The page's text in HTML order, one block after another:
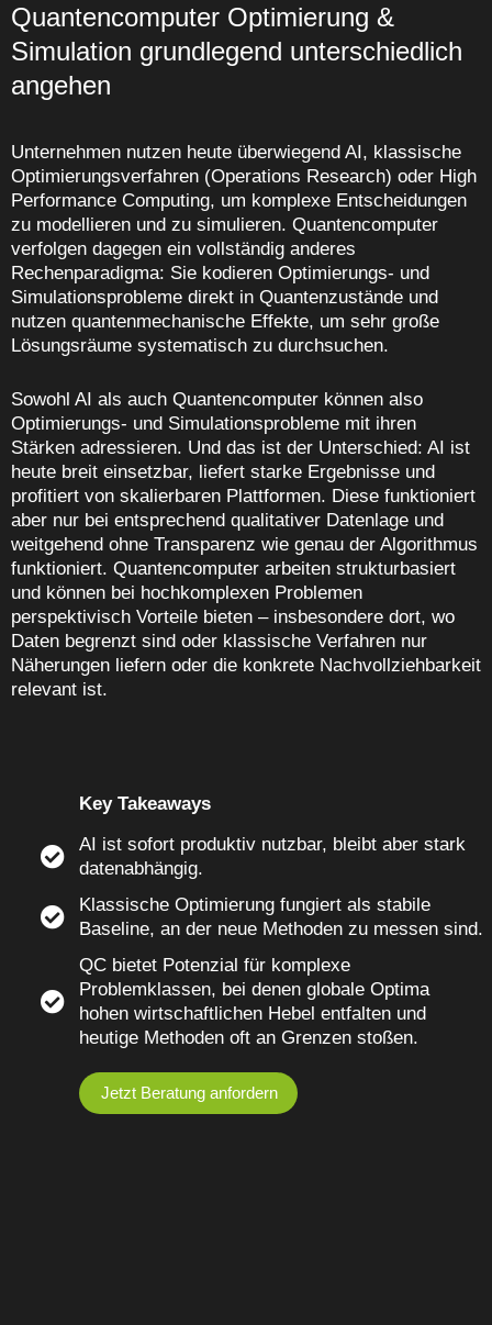
Quantencomputer Optimierung &
Simulation grundlegend unterschiedlich
angehen
Unternehmen nutzen heute überwiegend AI, klassische
Optimierungsverfahren (Operations Research) oder High
Performance Computing, um komplexe Entscheidungen
zu modellieren und zu simulieren. Quantencomputer
verfolgen dagegen ein vollständig anderes
Rechenparadigma: Sie kodieren Optimierungs- und
Simulationsprobleme direkt in Quantenzustände und
nutzen quantenmechanische Effekte, um sehr große
Lösungsräume systematisch zu durchsuchen.
Sowohl AI als auch Quantencomputer können also
Optimierungs‑ und Simulationsprobleme mit ihren
Stärken adressieren. Und das ist der Unterschied: AI ist
heute breit einsetzbar, liefert starke Ergebnisse und
profitiert von skalierbaren Plattformen. Diese funktioniert
aber nur bei entsprechend qualitativer Datenlage und
weitgehend ohne Transparenz wie genau der Algorithmus
funktioniert. Quantencomputer arbeiten strukturbasiert
und können bei hochkomplexen Problemen
perspektivisch Vorteile bieten – insbesondere dort, wo
Daten begrenzt sind oder klassische Verfahren nur
Näherungen liefern oder die konkrete Nachvollziehbarkeit
relevant ist.
Key Takeaways
AI ist sofort produktiv nutzbar, bleibt aber stark
datenabhängig.
Klassische Optimierung fungiert als stabile
Baseline, an der neue Methoden zu messen sind.
QC bietet Potenzial für komplexe
Problemklassen, bei denen globale Optima
hohen wirtschaftlichen Hebel entfalten und
heutige Methoden oft an Grenzen stoßen.
Jetzt Beratung anfordern